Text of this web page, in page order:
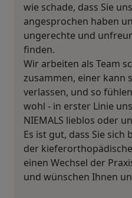
wie schade, dass Sie
angesprochen haben
ungerechte und
finden.
Wir arbeiten als Team
zusammen, einer kann
verlassen, und so
wohl - in erster Linie
NIEMALS lieblos oder
Es ist gut, dass Sie
der
einen Wechsel der
und wünschen Ihnen